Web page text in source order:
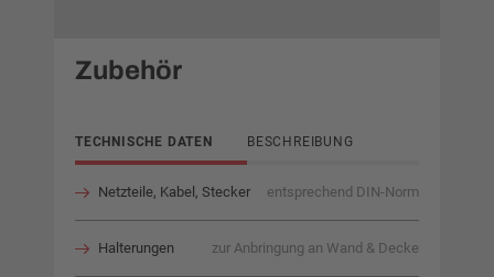
Zubehör
TECHNISCHE DATEN BESCHREIBUNG
Netzteile, Kabel, Stecker entsprechend DIN-Norm
Halterungen zur Anbringung an Wand & Decke